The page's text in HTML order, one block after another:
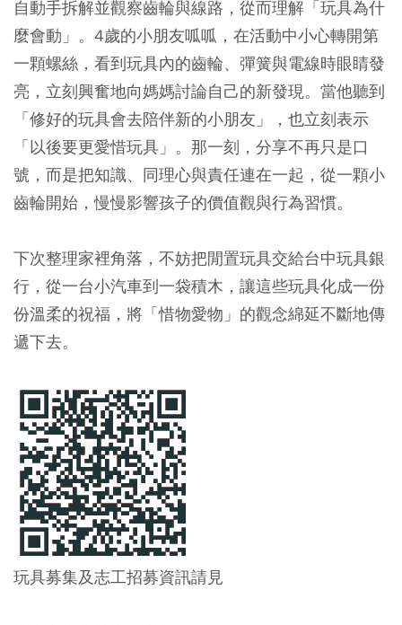
自動手拆解並觀察齒輪與線路，從而理解「玩具為什
麼會動」。4歲的小朋友呱呱，在活動中小心轉開第
一顆螺絲，看到玩具內的齒輪、彈簧與電線時眼睛發
亮，立刻興奮地向媽媽討論自己的新發現。當他聽到
「修好的玩具會去陪伴新的小朋友」，也立刻表示
「以後要更愛惜玩具」。那一刻，分享不再只是口
號，而是把知識、同理心與責任連在一起，從一顆小
齒輪開始，慢慢影響孩子的價值觀與行為習慣。
下次整理家裡角落，不妨把閒置玩具交給台中玩具銀
行，從一台小汽車到一袋積木，讓這些玩具化成一份
份溫柔的祝福，將「惜物愛物」的觀念綿延不斷地傳
遞下去。
玩具募集及志工招募資訊請見